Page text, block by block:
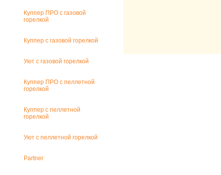
Куппер ПРО с газовой
горелкой
Куппер с газовой горелкой
Уют с газовой горелкой
Куппер ПРО с пеллетной
горелкой
Куппер с пеллетной
горелкой
Уют с пеллетной горелкой
Partner